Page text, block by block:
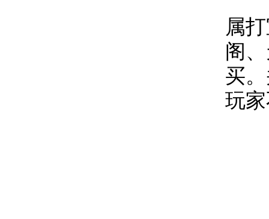
属
阁
买
玩